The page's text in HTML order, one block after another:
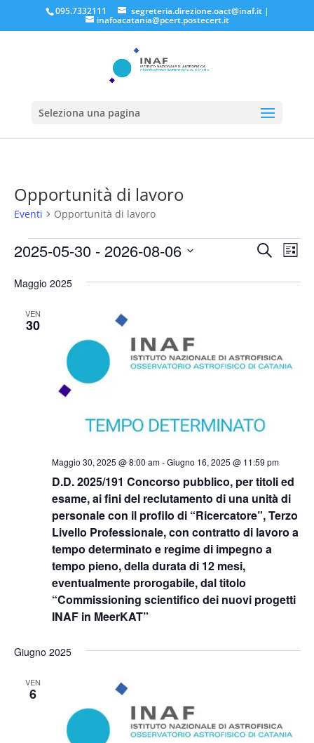
095.7332111 segreteria.direzione.oact@inaf.it|
inafoacatania@pcert.postecert.it
Seleziona una pagina
Opportunità di lavoro
Eventi Opportunità di lavoro
Eventi Eventi
e
CercaLista
2025-05-30 - 2026-08-06
la
Maggio 2025
VEN
30
D.D. 2025/191 Concorso pubblico, per titoli ed
esame, ai fini del reclutamento di una unità di
personale con il profilo di “Ricercatore”, Terzo
Livello Professionale, con contratto di lavoro a
tempo determinato e regime di impegno a
tempo pieno, della durata di 12 mesi,
eventualmente prorogabile, dal titolo
“Commissioning scientifico dei nuovi progetti
INAF in MeerKAT”
Maggio 30, 2025 @ 8:00 am-Giugno 16, 2025 @ 11:59 pm
Giugno 2025
VEN
6